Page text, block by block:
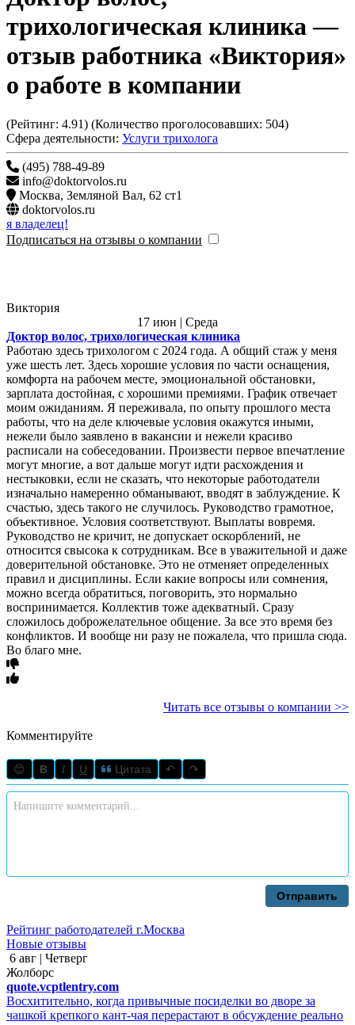
трихологическая клиника—
отзыв работника «Виктория»
о работе в компании
(Рейтинг: 4.91) (Количество проголосовавших: 504)
Сфера деятельности: Услуги трихолога
(495) 788-49-89
info@doktorvolos.ru
Москва, Земляной Вал, 62 ст1
doktorvolos.ru
я владелец!
Подписаться на отзывы о компании
Виктория
17 июн | Среда
Доктор волос, трихологическая клиника
Работаю здесь трихологом с 2024 года. А общий стаж у меня
уже шесть лет. Здесь хорошие условия по части оснащения,
комфорта на рабочем месте, эмоциональной обстановки,
зарплата достойная, с хорошими премиями. График отвечает
моим ожиданиям. Я переживала, по опыту прошлого места
работы, что на деле ключевые условия окажутся иными,
нежели было заявлено в вакансии и нежели красиво
расписали на собеседовании. Произвести первое впечатление
могут многие, а вот дальше могут идти расхождения и
нестыковки, если не сказать, что некоторые работодатели
изначально намеренно обманывают, вводят в заблуждение. К
счастью, здесь такого не случилось. Руководство грамотное,
объективное. Условия соответствуют. Выплаты вовремя.
Руководство не кричит, не допускает оскорблений, не
относится свысока к сотрудникам. Все в уважительной и даже
доверительной обстановке. Это не отменяет определенных
правил и дисциплины. Если какие вопросы или сомнения,
можно всегда обратиться, поговорить, это нормально
воспринимается. Коллектив тоже адекватный. Сразу
сложилось доброжелательное общение. За все это время без
конфликтов. И вообще ни разу не пожалела, что пришла сюда.
Во благо мне.
Читать все отзывы о компании >>
Комментируйте
😊 B I U Цитата ↶ ↷
Отправить
Рейтинг работодателей г.Москва
Новые отзывы
6 авг | Четверг
Жолборс
quote.vcptlentry.com
Восхитительно, когда привычные посиделки во дворе за
чашкой крепкого кант-чая перерастают в обсуждение реально